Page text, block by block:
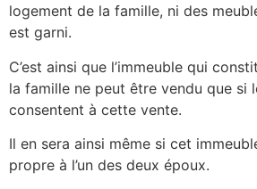
logement de la famille, ni des
est garni.
C’est ainsi que l’immeuble qui
la famille ne peut être vendu que si
consentent à cette vente.
Il en sera ainsi même si cet
propre à l’un des deux époux.